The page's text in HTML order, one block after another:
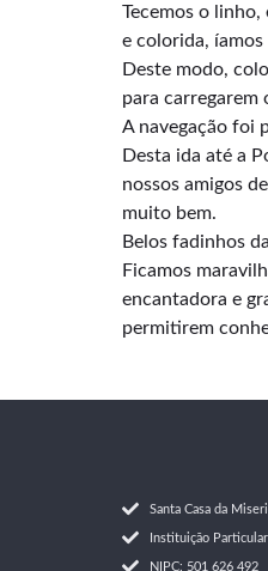
Tecemos o
e colorida,
Deste modo,
para carregarem
A navegação foi
Desta ida até a
nossos amigos
muito bem.
Belos fadinhos
Ficamos
encantadora e
permitirem
Santa Casa da
Instituição
NIPC: 501 626 492